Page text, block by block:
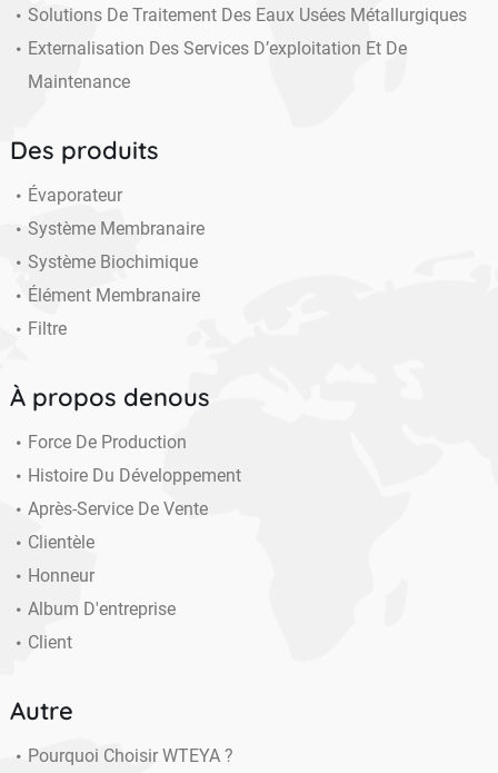
Solutions De Traitement Des Eaux Usées Métallurgiques
Externalisation Des Services D’exploitation Et De
Maintenance
Des produits
Évaporateur
Système Membranaire
Système Biochimique
Élément Membranaire
Filtre
À propos denous
Force De Production
Histoire Du Développement
Après-Service De Vente
Clientèle
Honneur
Album D'entreprise
Client
Autre
Pourquoi Choisir WTEYA ?